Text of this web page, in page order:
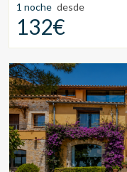
1 noche desde
132€